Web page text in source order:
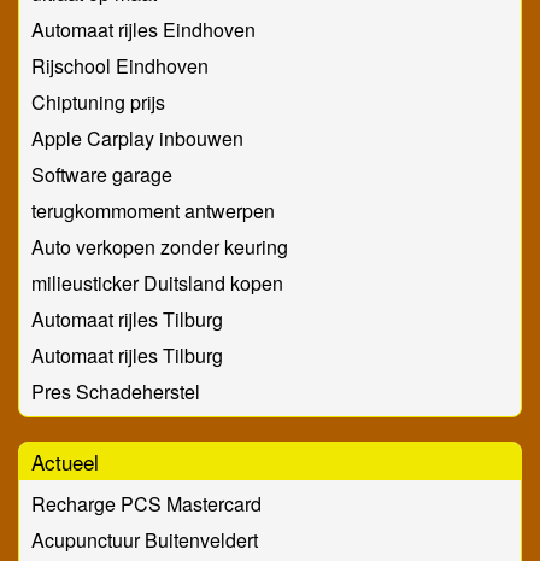
Automaat rijles Eindhoven
Rijschool Eindhoven
Chiptuning prijs
Apple Carplay inbouwen
Software garage
terugkommoment antwerpen
Auto verkopen zonder keuring
milieusticker Duitsland kopen
Automaat rijles Tilburg
Automaat rijles Tilburg
Pres Schadeherstel
Actueel
Recharge PCS Mastercard
Acupunctuur Buitenveldert